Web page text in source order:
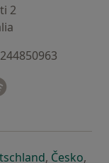
2
scheda
nuova scheda
in una nuova
scheda
nuova scheda
in una nuova
si apre in
, Českosi
,